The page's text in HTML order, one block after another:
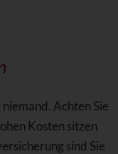
Achten Sie
Kosten sitzen
sind Sie